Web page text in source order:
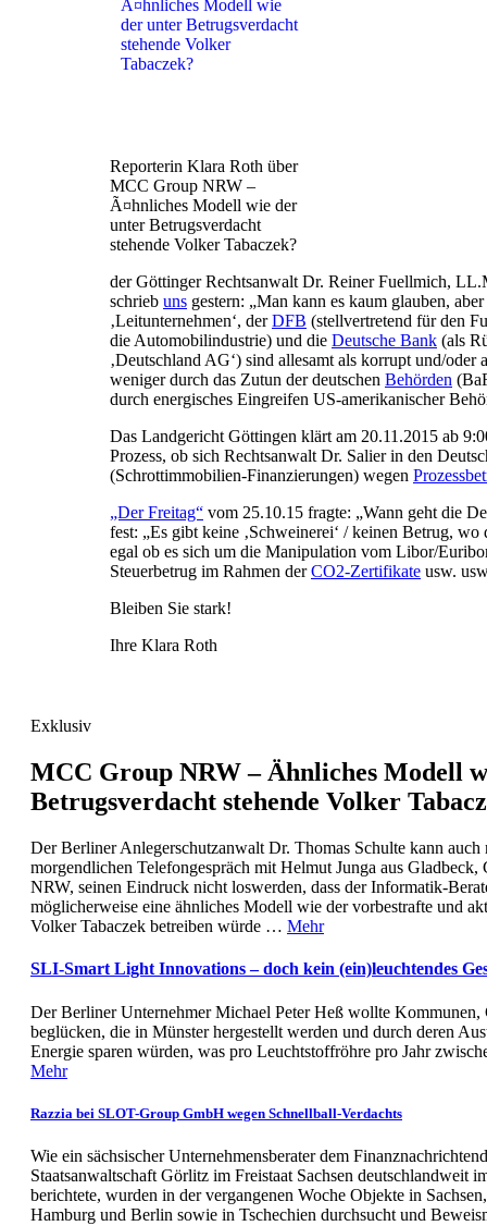
Reporterin Klara Roth über
MCC Group NRW –
Ã¤hnliches Modell wie der
unter Betrugsverdacht
stehende Volker Tabaczek?
der Göttinger Rechtsanwalt Dr. Reiner Fuellmich,
schrieb uns gestern: „Man kann es kaum glauben,
‚Leitunternehmen‘, derDFB (stellvertretend für den
die Automobilindustrie) und die Deutsche Bank (als
‚Deutschland AG‘) sind allesamt als korrupt und/oder
weniger durch das Zutun der deutschen Behörden
durch energisches Eingreifen US-amerikanischer
Das Landgericht Göttingen klärt am 20.11.2015 ab
Prozess, ob sich Rechtsanwalt Dr. Salier in den
(Schrottimmobilien-Finanzierungen) wegen
„Der Freitag“ vom 25.10.15 fragte: „Wann geht die
fest: „Es gibt keine ‚Schweinerei‘ / keinen Betrug,
egal ob es sich um die Manipulation vom Libor/
Steuerbetrug im Rahmen derCO2-Zertifikate usw.
Bleiben Sie stark!
Ihre Klara Roth
Exklusiv
MCC Group NRW – Ähnliches Modell
Betrugsverdacht stehende Volker
Der Berliner Anlegerschutzanwalt Dr. Thomas Schulte kann
morgendlichen Telefongespräch mit Helmut Junga aus
NRW, seinen Eindruck nicht loswerden, dass der Informatik-
möglicherweise eine ähnliches Modell wie der vorbestrafte und
Volker Tabaczek betreiben würde … Mehr
SLI-Smart Light Innovations – doch kein (ein)leuchtendes
Der Berliner Unternehmer Michael Peter Heß wollte
beglücken, die in Münster hergestellt werden und durch deren
Energie sparen würden, was pro Leuchtstoffröhre pro Jahr
Mehr
Razzia bei SLOT-Group GmbH wegen Schnellball-Verdachts
Wie ein sächsischer Unternehmensberater dem
Staatsanwaltschaft Görlitz im Freistaat Sachsen
berichtete, wurden in der vergangenen Woche Objekte in
Hamburg und Berlin sowie in Tschechien durchsucht und